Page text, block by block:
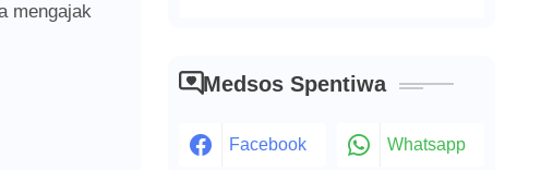
mengajak
Medsos Spentiwa
Facebook Whatsapp